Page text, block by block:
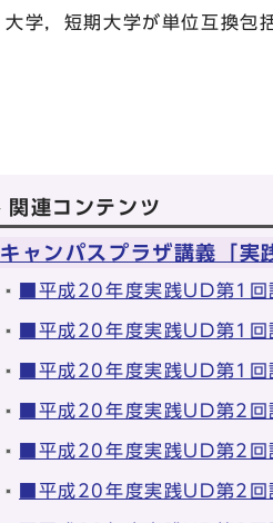
大学，短期大学が単位互換包
関連コンテンツ
キャンパスプラザ講義「実
■平成20年度実践UD第1回
■平成20年度実践UD第1回
■平成20年度実践UD第1回
■平成20年度実践UD第2回
■平成20年度実践UD第2回
■平成20年度実践UD第2回